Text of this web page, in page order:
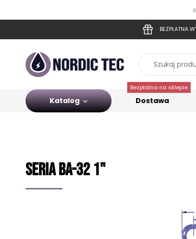
BEZPŁATNA
Katalog
Bezpłatna na sklepie
Dostawa
Seria Ba-32 1"